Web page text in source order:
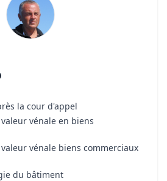
la cour d'appel
vénale en biens
vénale biens commerciaux
du bâtiment